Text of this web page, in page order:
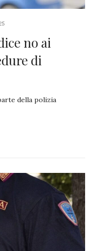
no ai
di
della polizia